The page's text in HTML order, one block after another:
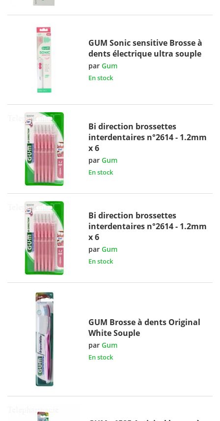
GUM Sonic sensitive Brosse à
dents électrique ultra souple
parGum
En stock
Bi direction brossettes
interdentaires n°2614 - 1.2mm
x 6
parGum
En stock
Bi direction brossettes
interdentaires n°2614 - 1.2mm
x 6
parGum
En stock
GUM Brosse à dents Original
White Souple
parGum
En stock